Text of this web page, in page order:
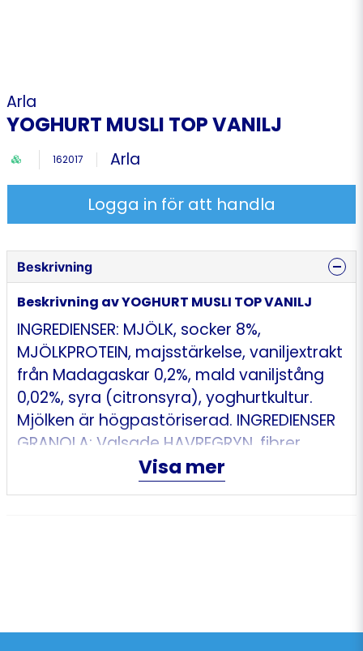
Arla
YOGHURT MUSLI TOP VANILJ
162017 Arla
Logga in för att handla
Beskrivning
Beskrivning av YOGHURT MUSLI TOP VANILJ
INGREDIENSER: MJÖLK, socker 8%,
MJÖLKPROTEIN, majsstärkelse, vaniljextrakt
från Madagaskar 0,2%, mald vaniljstång
0,02%, syra (citronsyra), yoghurtkultur.
Mjölken är högpastöriserad. INGREDIENSER
GRANOLA: Valsade HAVREGRYN, fibrer
(inulin), frystorkad ananas 15 %, valsad
VETE, äppeljuicekoncentrat, solrosolja,
Visa mer